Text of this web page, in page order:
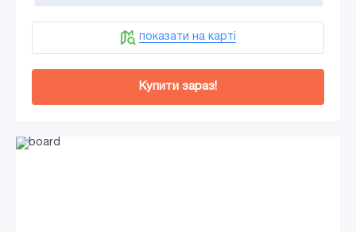
показати на карті
Купити зараз!